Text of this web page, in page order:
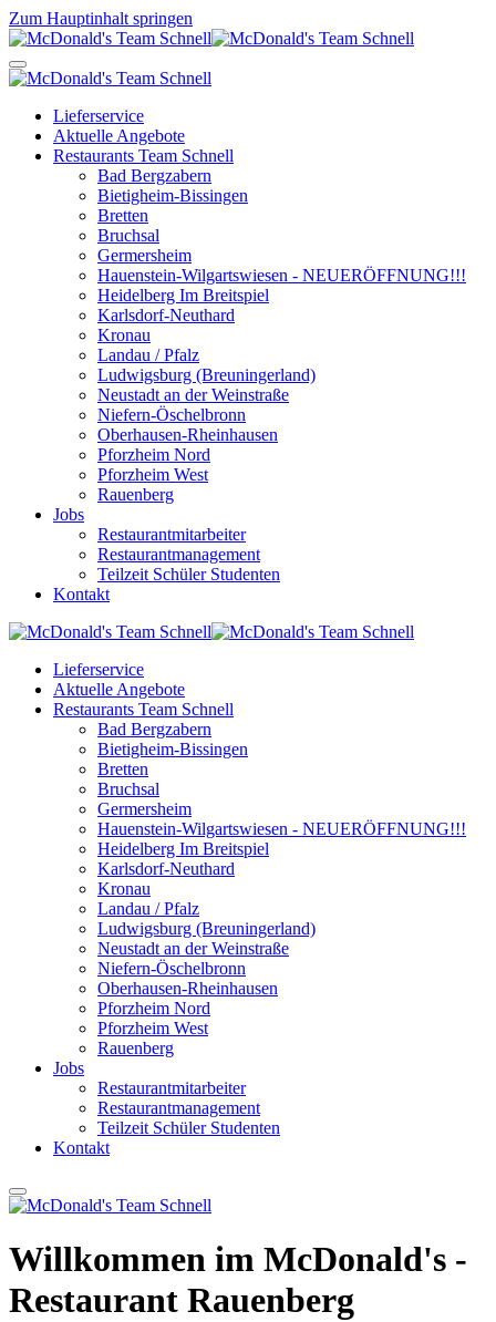
Zum Hauptinhalt springen
Lieferservice
Aktuelle Angebote
Restaurants Team Schnell
Bad Bergzabern
Bietigheim-Bissingen
Bretten
Bruchsal
Germersheim
Hauenstein-Wilgartswiesen - NEUERÖFFNUNG!!!
Heidelberg Im Breitspiel
Karlsdorf-Neuthard
Kronau
Landau / Pfalz
Ludwigsburg (Breuningerland)
Neustadt an der Weinstraße
Niefern-Öschelbronn
Oberhausen-Rheinhausen
Pforzheim Nord
Pforzheim West
Rauenberg
Jobs
Restaurantmitarbeiter
Restaurantmanagement
Teilzeit Schüler Studenten
Kontakt
Lieferservice
Aktuelle Angebote
Restaurants Team Schnell
Bad Bergzabern
Bietigheim-Bissingen
Bretten
Bruchsal
Germersheim
Hauenstein-Wilgartswiesen - NEUERÖFFNUNG!!!
Heidelberg Im Breitspiel
Karlsdorf-Neuthard
Kronau
Landau / Pfalz
Ludwigsburg (Breuningerland)
Neustadt an der Weinstraße
Niefern-Öschelbronn
Oberhausen-Rheinhausen
Pforzheim Nord
Pforzheim West
Rauenberg
Jobs
Restaurantmitarbeiter
Restaurantmanagement
Teilzeit Schüler Studenten
Kontakt
Willkommen im McDonald's ­
Restaurant Rauenberg